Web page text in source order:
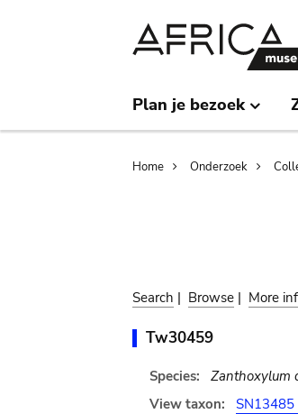
Plan je bezoek
Home Onderzoek
Search | Browse | More
Tw30459
Species: Zanthoxylum
View taxon:
SN13485